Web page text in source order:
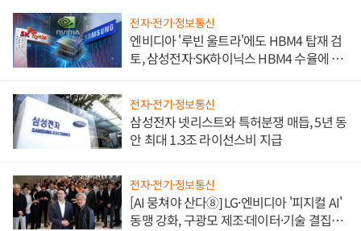
전자·전기·정보통신
엔비디아 '루빈 울트라'에도 HBM4 탑재 검
토, 삼성전자·SK하이닉스 HBM4 수율에 주
전자·전기·정보통신
삼성전자 넷리스트와 특허분쟁 매듭, 5년 동
안 최대 1.3조 라이선스비 지급
전자·전기·정보통신
[AI 뭉쳐야 산다⑧] LG·엔비디아 '피지컬 AI'
동맹 강화, 구광모 제조·데이터·기술 결집